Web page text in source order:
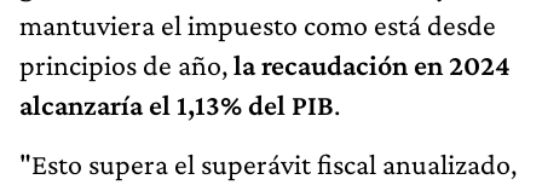
mantuviera el impuesto como está desde
principios de año,la recaudación en 2024
alcanzaría el 1,13% del PIB.
"Esto supera el superávit fiscal anualizado,